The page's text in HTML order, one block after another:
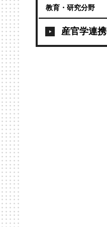
教育・研究分野
産官学連携